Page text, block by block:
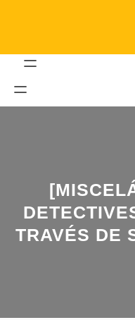
TRAVÉS DE